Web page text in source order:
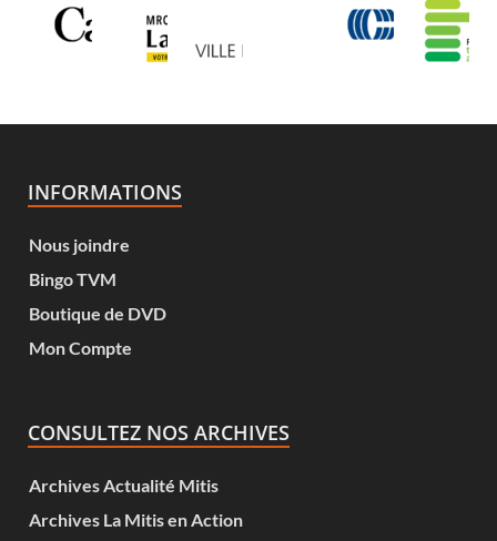
INFORMATIONS
Nous joindre
Bingo TVM
Boutique de DVD
Mon Compte
CONSULTEZ NOS ARCHIVES
Archives Actualité Mitis
Archives La Mitis en Action